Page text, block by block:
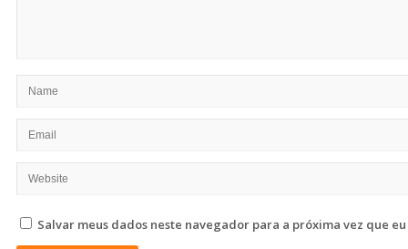
Salvar meus dados neste navegador para a próxima vez que